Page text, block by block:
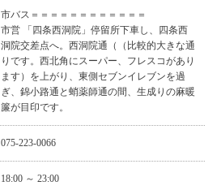
市バス＝＝＝＝＝＝＝＝＝＝＝＝
市営 「四条西洞院」停留所下車し、四条西
洞院交差点へ。西洞院通（（比較的大きな通
りです。西北角にスーパー、フレスコがあり
ます）を上がり、東側セブンイレブンを過
ぎ、錦小路通と蛸薬師通の間、生成りの麻暖
簾が目印です。
075-223-0066
18:00 ～ 23:00